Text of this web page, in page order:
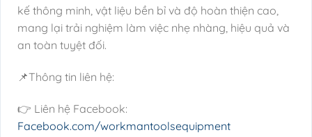
kế thông minh, vật liệu bền bỉ và độ hoàn thiện cao,
mang lại trải nghiệm làm việc nhẹ nhàng, hiệu quả và
an toàn tuyệt đối.
📌Thông tin liên hệ:
👉 Liên hệ Facebook:
Facebook.com/workmantoolsequipment